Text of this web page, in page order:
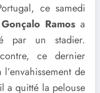
ce samedi
Gonçalo Ramosa
par un stadier.
ce dernier
de
a quitté la pelouse